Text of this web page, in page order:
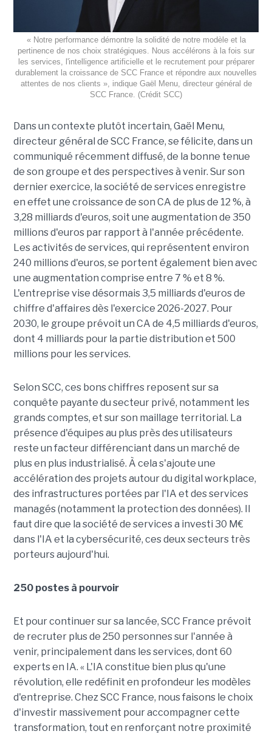
« Notre performance démontre la solidité de notre modèle et la
pertinence de nos choix stratégiques. Nous accélérons à la fois sur
les services, l'intelligence artificielle et le recrutement pour préparer
durablement la croissance de SCC France et répondre aux nouvelles
attentes de nos clients », indique Gaël Menu, directeur général de
SCC France. (Crédit SCC)
Dans un contexte plutôt incertain, Gaël Menu,
directeur général de SCC France, se félicite, dans un
communiqué récemment diffusé, de la bonne tenue
de son groupe et des perspectives à venir. Sur son
dernier exercice, la société de services enregistre
en effet une croissance de son CA de plus de 12 %, à
3,28 milliards d'euros, soit une augmentation de 350
millions d'euros par rapport à l'année précédente.
Les activités de services, qui représentent environ
240 millions d'euros, se portent également bien avec
une augmentation comprise entre 7 % et 8 %.
L'entreprise vise désormais 3,5 milliards d'euros de
chiffre d'affaires dès l'exercice 2026-2027. Pour
2030, le groupe prévoit un CA de 4,5 milliards d'euros,
dont 4 milliards pour la partie distribution et 500
millions pour les services.
Selon SCC, ces bons chiffres reposent sur sa
conquête payante du secteur privé, notamment les
grands comptes, et sur son maillage territorial. La
présence d'équipes au plus près des utilisateurs
reste un facteur différenciant dans un marché de
plus en plus industrialisé. À cela s'ajoute une
accélération des projets autour du digital workplace,
des infrastructures portées par l'IA et des services
managés (notamment la protection des données). Il
faut dire que la société de services a investi 30 M€
dans l'IA et la cybersécurité, ces deux secteurs très
porteurs aujourd'hui.
250 postes à pourvoir
Et pour continuer sur sa lancée, SCC France prévoit
de recruter plus de 250 personnes sur l'année à
venir, principalement dans les services, dont 60
experts en IA. « L'IA constitue bien plus qu'une
révolution, elle redéfinit en profondeur les modèles
d'entreprise. Chez SCC France, nous faisons le choix
d'investir massivement pour accompagner cette
transformation, tout en renforçant notre proximité